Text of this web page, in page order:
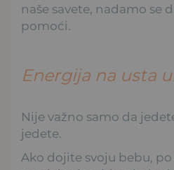
naše savete, nadamo se
pomoći.
Energija na usta
Nije važno samo da
jedete.
Ako dojite svoju bebu,